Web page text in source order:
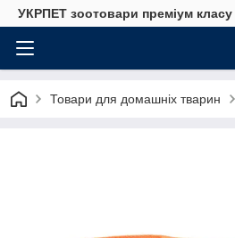
УКРПЕТ зоотовари преміум класу
Товари для домашніх тварин